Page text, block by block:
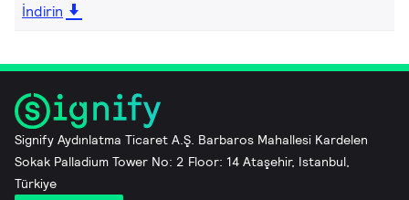
İndirin
Signify Aydınlatma Ticaret A.Ş. Barbaros Mahallesi Kardelen
Sokak Palladium Tower No: 2 Floor: 14 Ataşehir, Istanbul,
Türkiye